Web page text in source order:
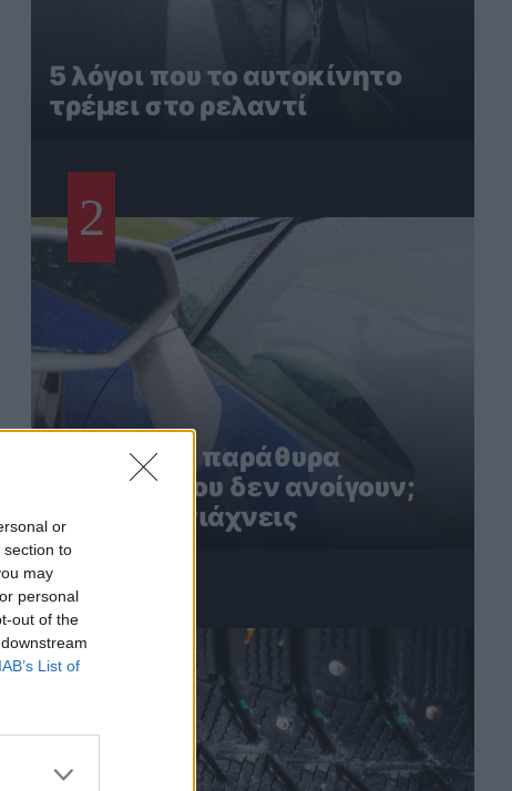
or
section to
may
personal
out of the
IAB’s List of
5 λόγοι που το αυτοκίνητο
τρέμει στο ρελαντί
2
Ηλεκτρικά παράθυρα
αυτοκινήτου δεν ανοίγουν;
Έτσι τα φτιάχνεις
3